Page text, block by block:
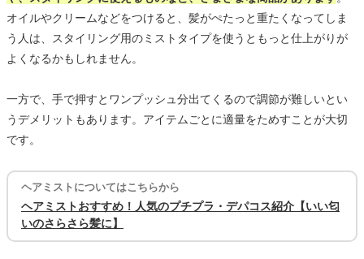
オイルやクリームなどをつけると、髪がぺたっと重たくなってしま
う人は、スタイリング用のミストタイプを使うともっと仕上がりが
よくなるかもしれません。
一方で、手で押すとワンプッシュ分出てくるので調節が難しいとい
うデメリットもあります。アイテムごとに適量をためすことが大切
です。
ヘアミストについてはこちらから
ヘアミストおすすめ！人気のプチプラ・デパコス紹介【いい匂
いのさらさら髪に】